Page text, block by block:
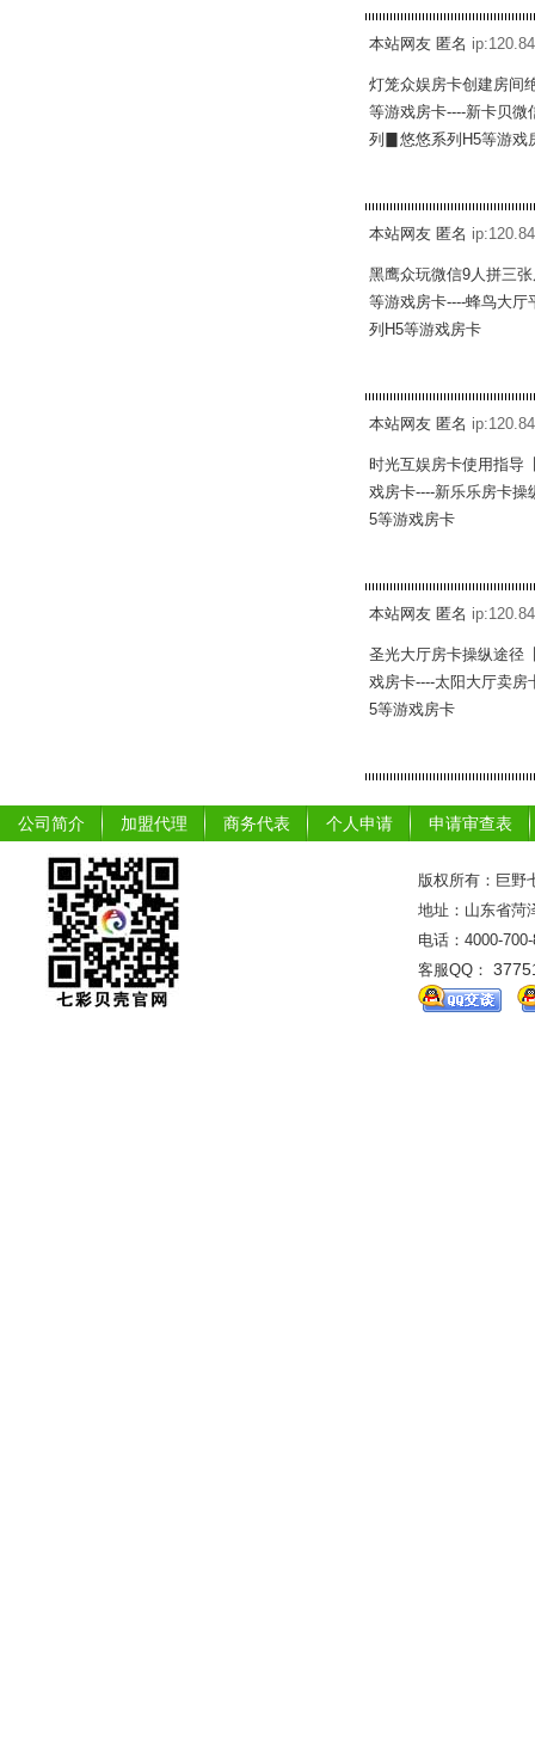
本站网友 匿名
灯笼众娱房卡创建房
等游戏房卡----新卡贝
列▊悠悠系列H5等游戏
本站网友 匿名
黑鹰众玩微信9人拼三
等游戏房卡----蜂鸟大
列H5等游戏房卡
本站网友 匿名
时光互娱房卡使用指
戏房卡----新乐乐房卡
5等游戏房卡
本站网友 匿名
圣光大厅房卡操纵途
戏房卡----太阳大厅卖
5等游戏房卡
公司简介 加盟代理 商务代表 个人申请 申请审查表
版权所有：巨
地址：山东省菏
电话：4000-
客服QQ：